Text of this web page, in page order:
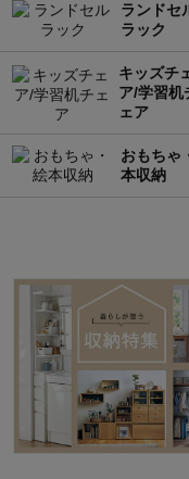
ランドセ
ラック
キッズチ
ア/学習机
ェア
おもちゃ
本収納